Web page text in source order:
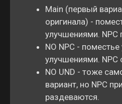
Main (первый
оригинала) -
улучшениями. NPC
NO NPC -
улучшениями. NPC
NO UND - тоже
вариант, но NPC
раздеваются.